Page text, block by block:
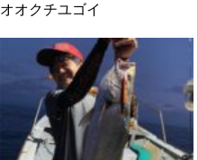
オオクチユゴイ